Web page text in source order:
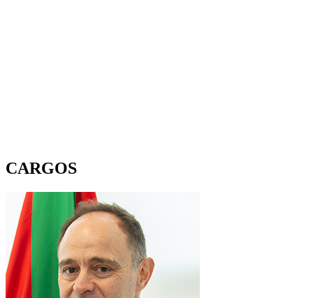
CARGOS